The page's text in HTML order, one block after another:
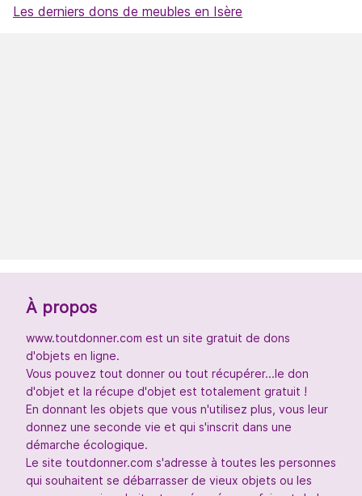
Les derniers dons de meubles en Isère
À propos
www.toutdonner.com est un site gratuit de dons
d'objets en ligne.
Vous pouvez tout donner ou tout récupérer...le don
d'objet et la récupe d'objet est totalement gratuit !
En donnant les objets que vous n'utilisez plus, vous leur
donnez une seconde vie et qui s'inscrit dans une
démarche écologique.
Le site toutdonner.com s'adresse à toutes les personnes
qui souhaitent se débarrasser de vieux objets ou les